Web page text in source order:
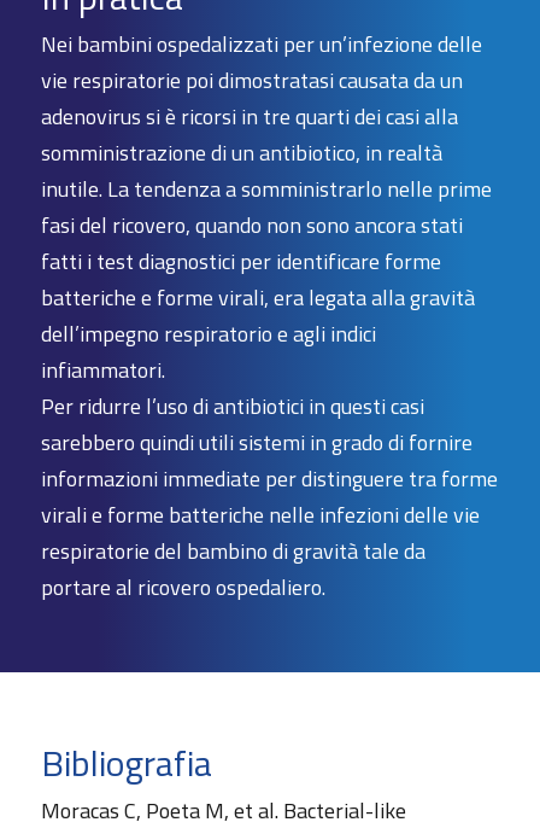
Nei bambini ospedalizzati per un’infezione delle
vie respiratorie poi dimostratasi causata da un
adenovirus si è ricorsi in tre quarti dei casi alla
somministrazione di un antibiotico, in realtà
inutile. La tendenza a somministrarlo nelle prime
fasi del ricovero, quando non sono ancora stati
fatti i test diagnostici per identificare forme
batteriche e forme virali, era legata alla gravità
dell’impegno respiratorio e agli indici
infiammatori.
Per ridurre l’uso di antibiotici in questi casi
sarebbero quindi utili sistemi in grado di fornire
informazioni immediate per distinguere tra forme
virali e forme batteriche nelle infezioni delle vie
respiratorie del bambino di gravità tale da
portare al ricovero ospedaliero.
Bibliografia
Moracas C, Poeta M, et al. Bacterial-like